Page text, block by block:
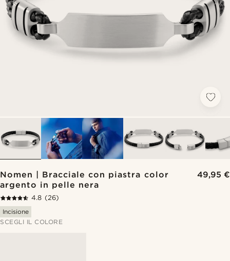
Nomen | Bracciale con piastra color
argento in pelle nera
49,95 €
4.8 (26)
Incisione
SCEGLI IL COLORE